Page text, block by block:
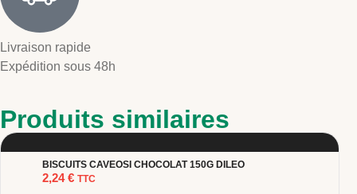
Livraison rapide
Expédition sous 48h
Produits similaires
BISCUITS CAVEOSI CHOCOLAT 150G DILEO
2,24€ TTC